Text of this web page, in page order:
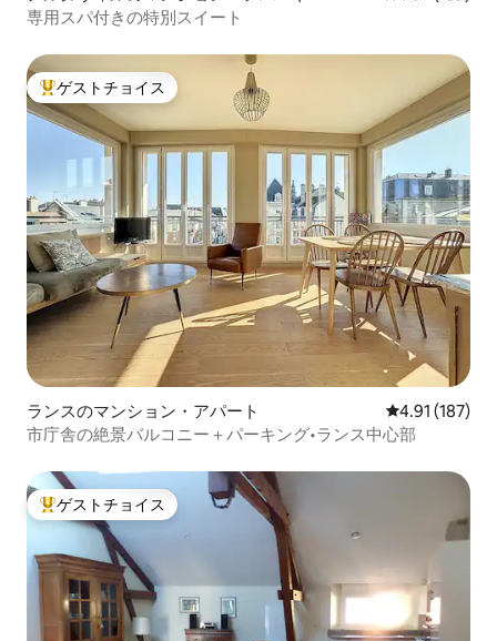
専用スパ付きの特別スイート
大好評のゲストチョイスです。
ゲストチョイス
ランスのマンション・アパート レビュー187
4.91 (187)
市庁舎の絶景バルコニー＋パーキング•ランス中心部
大好評のゲストチョイスです。
ゲストチョイス